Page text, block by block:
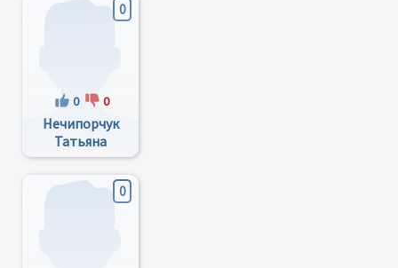
0
0 0
Нечипорчук
Татьяна
Геннадьевна
0